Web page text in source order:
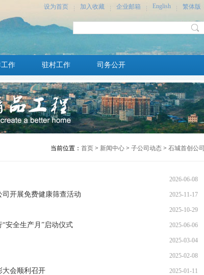
设为首页 加入收藏 企业邮箱 English 繁体版
作 驻村工作 司务公开
当前位置： 首页 > 新闻中心 > 子公司动态 > 石城首创公司
2026-06-08
开展免费健康筛查活动 2025-11-17
2025-10-29
安全生产月”启动仪式 2025-06-06
2025-03-04
2025-02-08
大会顺利召开 2025-01-11